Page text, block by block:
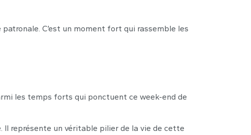
C’est un moment fort qui rassemble les
les temps forts qui ponctuent ce week-end de
Il représente un véritable pilier de la vie de cette